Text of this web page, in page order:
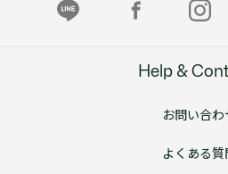
Help &
お問い合わ
よくある質